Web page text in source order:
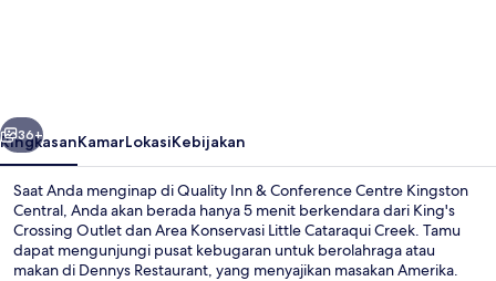
Kingston
Central
Berikutnya
36+
RingkasanKamarLokasiKebijakan
Saat Anda menginap di Quality Inn & Conference Centre Kingston
Central, Anda akan berada hanya 5 menit berkendara dari King's
Crossing Outlet dan Area Konservasi Little Cataraqui Creek. Tamu
dapat mengunjungi pusat kebugaran untuk berolahraga atau
makan di Dennys Restaurant, yang menyajikan masakan Amerika.